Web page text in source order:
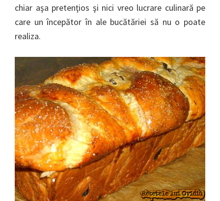
chiar aşa pretenţios şi nici vreo lucrare culinară pe
care un începător în ale bucătăriei să nu o poate
realiza.